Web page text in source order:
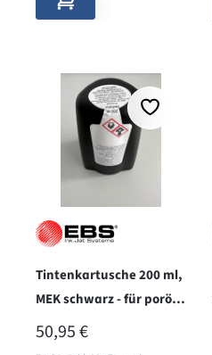
Tintenkartusche 200 ml,
MEK schwarz - für poröse
Oberflächen
REGULÄRER PREIS:
50,95 €